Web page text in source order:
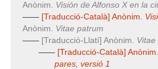
Anònim. Visión de Alfonso X en la
—— [Traducció-Català] Anònim.
Anònim. Vitae patrum
—— [Traducció-Llatí] Anònim. Vitae
—— [Traducció-Català] Anònim.
pares, versió 1